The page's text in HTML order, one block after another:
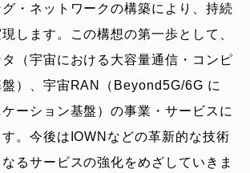
・ネットワークの構築により、持続
します。この構想の第一歩として、
（宇宙における大容量通信・コンピ
盤）、宇宙RAN（Beyond5G/6G に
ーション基盤）の事業・サービスに
。今後はIOWNなどの革新的な技術
るサービスの強化をめざしていきま